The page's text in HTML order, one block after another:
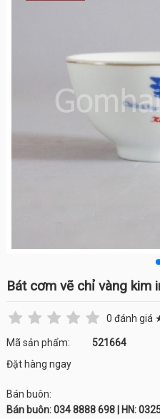
Bát cơm vẽ chỉ vàng kim
0 đánh giá
Mã sản phẩm:
521664
Đặt hàng ngay
Bán buôn:
Bán buôn: 034 8888 698 | HN: